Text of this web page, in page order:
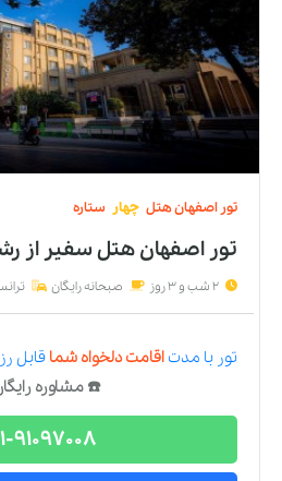
تور اصفهانهتل چهار ستاره
تور اصفهان هتل سفیر از
2 شب و 3 روز صبحانه رایگان
تور با مدتاقامت دلخواه شما قابل
☎️ مشاوره
91097008